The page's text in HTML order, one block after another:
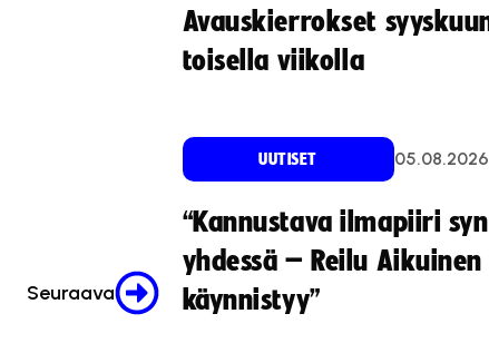
Seuraava
Avauskierrokset
toisella viikolla
UUTISET 05.08.2026
“Kannustava ilmapiiri
yhdessä – Reilu
käynnistyy”